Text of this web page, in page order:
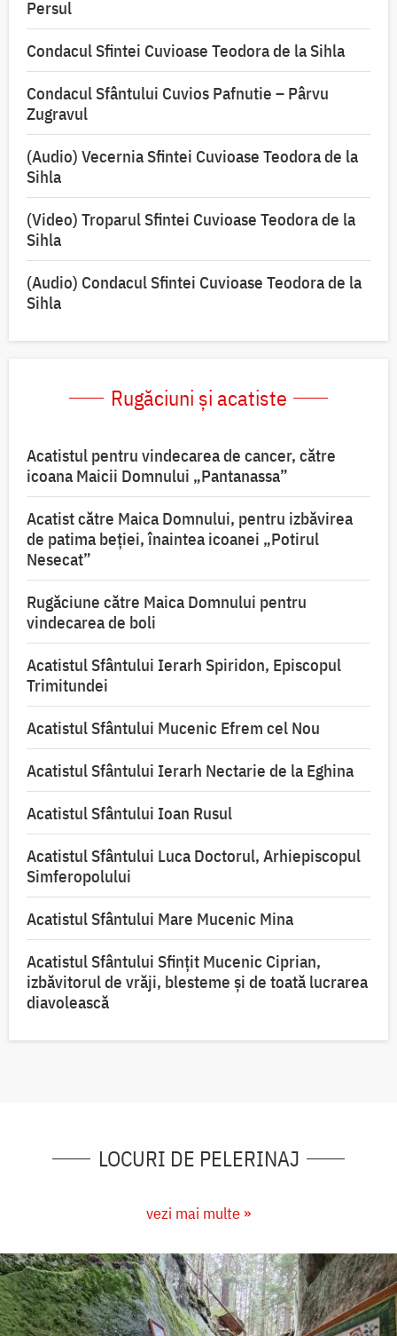
Persul
Condacul Sfintei Cuvioase Teodora de la Sihla
Condacul Sfântului Cuvios Pafnutie – Pârvu
Zugravul
(Audio) Vecernia Sfintei Cuvioase Teodora de la
Sihla
(Video) Troparul Sfintei Cuvioase Teodora de la
Sihla
(Audio) Condacul Sfintei Cuvioase Teodora de la
Sihla
Rugăciuni și acatiste
Acatistul pentru vindecarea de cancer, către
icoana Maicii Domnului „Pantanassa”
Acatist către Maica Domnului, pentru izbăvirea
de patima beției, înaintea icoanei „Potirul
Nesecat”
Rugăciune către Maica Domnului pentru
vindecarea de boli
Acatistul Sfântului Ierarh Spiridon, Episcopul
Trimitundei
Acatistul Sfântului Mucenic Efrem cel Nou
Acatistul Sfântului Ierarh Nectarie de la Eghina
Acatistul Sfântului Ioan Rusul
Acatistul Sfântului Luca Doctorul, Arhiepiscopul
Simferopolului
Acatistul Sfântului Mare Mucenic Mina
Acatistul Sfântului Sfințit Mucenic Ciprian,
izbăvitorul de vrăji, blesteme și de toată lucrarea
diavolească
LOCURI DE PELERINAJ
vezi mai multe »